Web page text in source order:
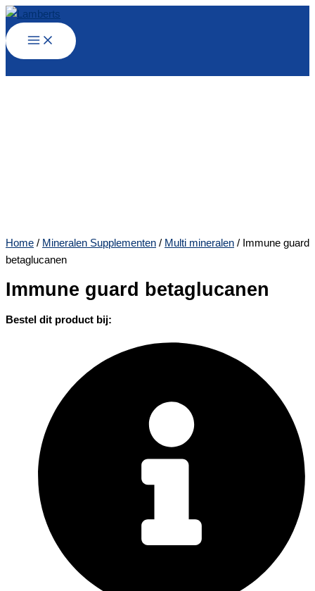
Ga
naar
de
Home / Mineralen Supplementen / Multi mineralen / Immune guard
betaglucanen
Immune guard betaglucanen
Bestel dit product bij: